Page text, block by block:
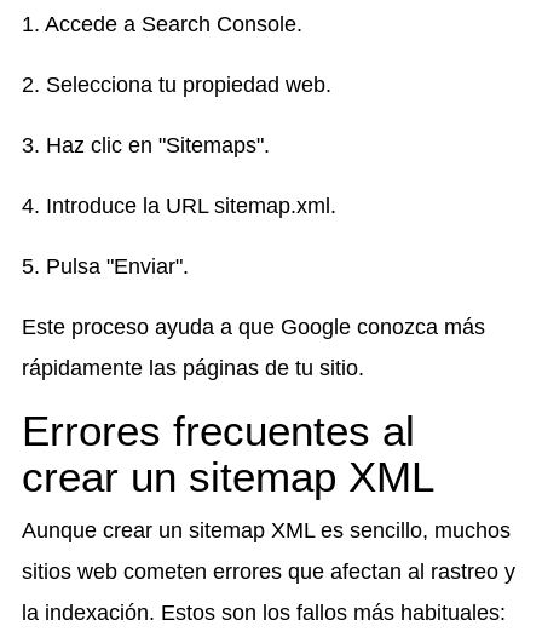
1. Accede a Search Console.
2. Selecciona tu propiedad web.
3. Haz clic en "Sitemaps".
4. Introduce la URL sitemap.xml.
5. Pulsa "Enviar".
Este proceso ayuda a que Google conozca más
rápidamente las páginas de tu sitio.
Errores frecuentes al
crear un sitemap XML
Aunque crear un sitemap XML es sencillo, muchos
sitios web cometen errores que afectan al rastreo y
la indexación. Estos son los fallos más habituales: